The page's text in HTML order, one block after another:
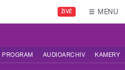
ŽIVĚ MENU
PROGRAM AUDIOARCHIV KAMERY